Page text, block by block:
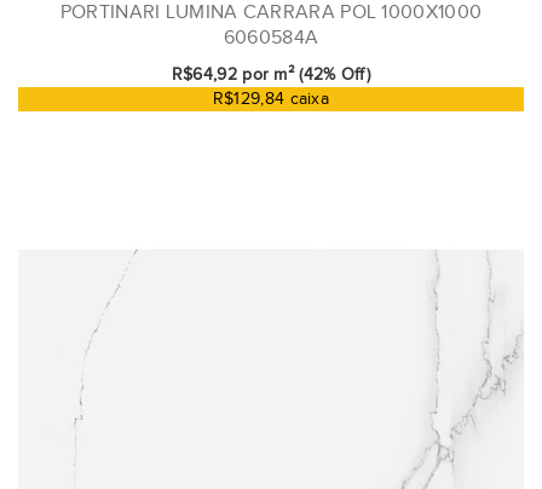
PORTINARI LUMINA CARRARA POL 1000X1000
6060584A
R$64,92 por m² (42% Off)
R$129,84 caixa